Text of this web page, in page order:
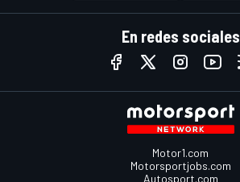
En redes sociales
Motor1.com
Motorsportjobs.com
Autosport.com